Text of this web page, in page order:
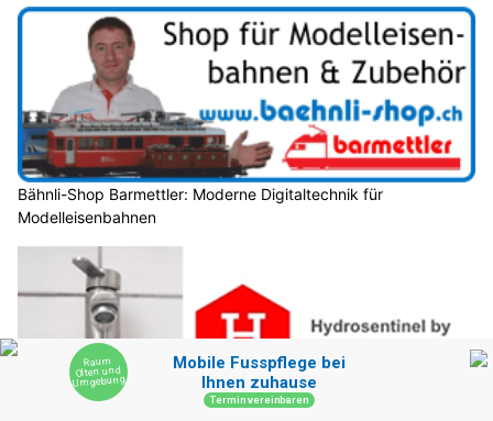
Bähnli-Shop Barmettler: Moderne Digitaltechnik für
Modelleisenbahnen